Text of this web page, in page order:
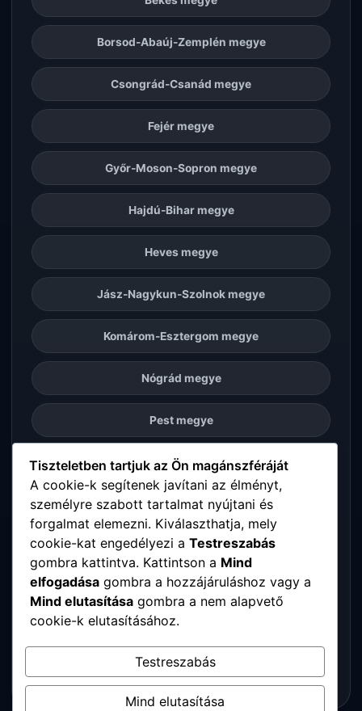
Borsod-Abaúj-Zemplén megye
Csongrád-Csanád megye
Fejér megye
Győr-Moson-Sopron megye
Hajdú-Bihar megye
Heves megye
Jász-Nagykun-Szolnok megye
Komárom-Esztergom megye
Nógrád megye
Pest megye
Somogy megye
Szabolcs-Szatmár-Bereg megye
Tolna megye
Vas megye
Veszprém megye
Tiszteletben tartjuk az Ön magánszféráját
A cookie-k segítenek javítani az élményt,
személyre szabott tartalmat nyújtani és
forgalmat elemezni. Kiválaszthatja, mely
cookie-kat engedélyezi a Testreszabás
gombra kattintva. Kattintson a Mind
elfogadása gombra a hozzájáruláshoz vagy a
Mind elutasítása gombra a nem alapvető
cookie-k elutasításához.
Testreszabás
Mind elutasítása